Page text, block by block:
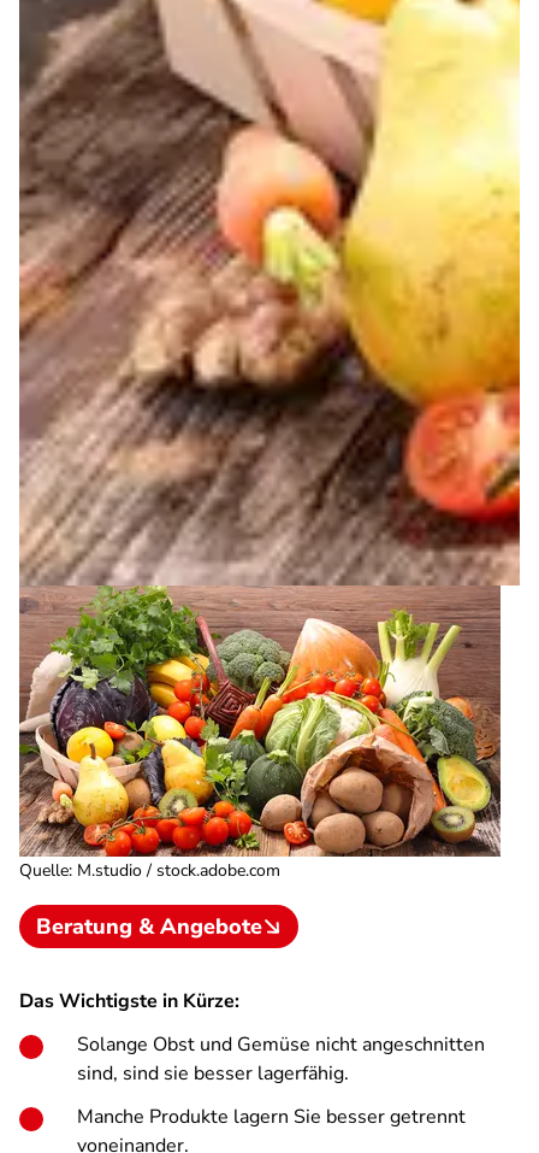
Quelle: M.studio / stock.adobe.com
Beratung & Angebote
Das Wichtigste in Kürze:
Solange Obst und Gemüse nicht angeschnitten
sind, sind sie besser lagerfähig.
Manche Produkte lagern Sie besser getrennt
voneinander.